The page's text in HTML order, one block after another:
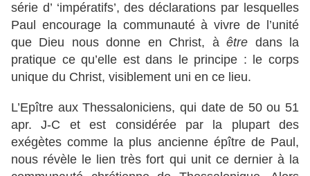
série d’ ‘impératifs’, des déclarations par lesquelles
Paul encourage la communauté à vivre de l’unité
que Dieu nous donne en Christ, àêtre dans la
pratique ce qu’elle est dans le principe : le corps
unique du Christ, visiblement uni en ce lieu.
L’Epître aux Thessaloniciens, qui date de 50 ou 51
apr. J-C et est considérée par la plupart des
exégètes comme la plus ancienne épître de Paul,
nous révèle le lien très fort qui unit ce dernier à la